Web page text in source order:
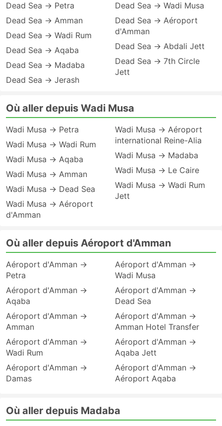
Dead Sea → Petra
Dead Sea → Amman
Dead Sea → Wadi Rum
Dead Sea → Aqaba
Dead Sea → Madaba
Dead Sea → Jerash
Dead Sea → Wadi Musa
Dead Sea → Aéroport
d'Amman
Dead Sea → Abdali Jett
Dead Sea → 7th Circle
Jett
Où aller depuis Wadi Musa
Wadi Musa → Petra
Wadi Musa → Wadi Rum
Wadi Musa → Aqaba
Wadi Musa → Amman
Wadi Musa → Dead Sea
Wadi Musa → Aéroport
d'Amman
Wadi Musa → Aéroport
international Reine-Alia
Wadi Musa → Madaba
Wadi Musa → Le Caire
Wadi Musa → Wadi Rum
Jett
Où aller depuis Aéroport d'Amman
Aéroport d'Amman →
Petra
Aéroport d'Amman →
Aqaba
Aéroport d'Amman →
Amman
Aéroport d'Amman →
Wadi Rum
Aéroport d'Amman →
Damas
Aéroport d'Amman →
Wadi Musa
Aéroport d'Amman →
Dead Sea
Aéroport d'Amman →
Amman Hotel Transfer
Aéroport d'Amman →
Aqaba Jett
Aéroport d'Amman →
Aéroport Aqaba
Où aller depuis Madaba